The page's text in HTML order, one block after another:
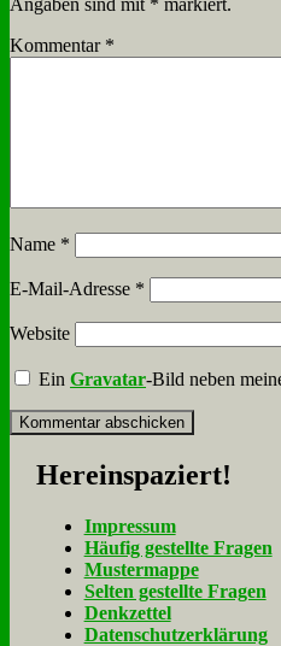
Angaben sind mit * markiert.
Kommentar *
Name *
E-Mail-Adresse *
Website
EinGravatar-Bild neben
Her­ein­spa­ziert!
Im­pres­sum
Häu­fig ge­stell­te Fra­gen
Mu­ster­map­pe
Sel­ten ge­stell­te Fra­gen
Denk­zet­tel
Da­ten­schutz­er­klä­rung